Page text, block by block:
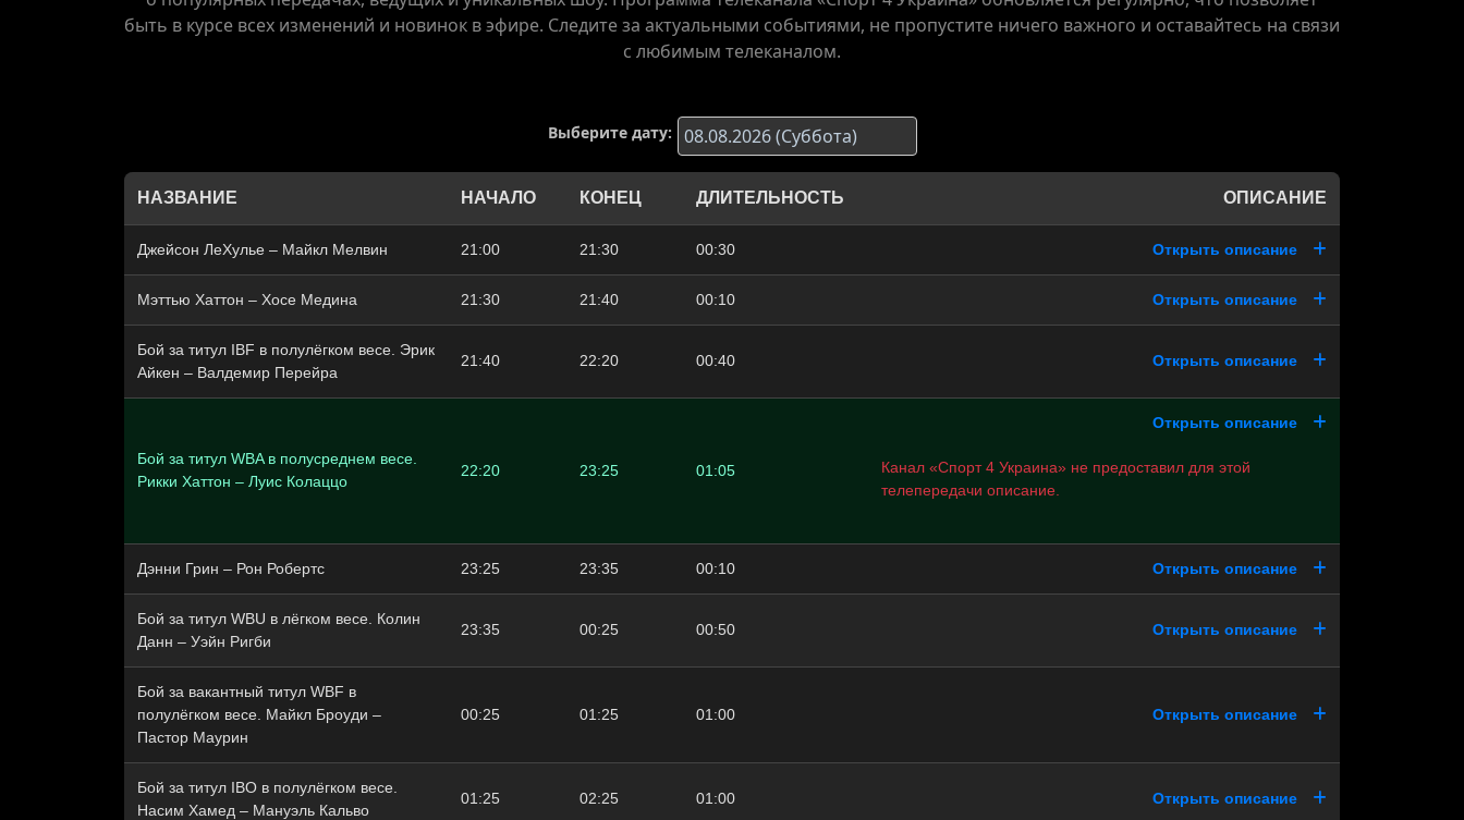
быть в курсе всех изменений и новинок в эфире. Следите за актуальными событиями, не пропустите ничего важного и оставайтесь на связи
с любимым телеканалом.
Выберите дату:
НАЗВАНИЕ НАЧАЛО КОНЕЦ ДЛИТЕЛЬНОСТЬ ОПИСАНИЕ
Джейсон ЛеХулье – Майкл Мелвин 21:00 21:30 00:30 Открыть описание
Мэттью Хаттон – Хосе Медина 21:30 21:40 00:10 Открыть описание
Бой за титул IBF в полулёгком весе. Эрик
Айкен – Валдемир Перейра
21:40 22:20 00:40 Открыть описание
Бой за титул WBA в полусреднем весе.
Рикки Хаттон – Луис Колаццо
22:20 23:25 01:05
Открыть описание
Канал «Спорт 4 Украина» не предоставил для этой
телепередачи описание.
Дэнни Грин – Рон Робертс 23:25 23:35 00:10 Открыть описание
Бой за титул WBU в лёгком весе. Колин
Данн – Уэйн Ригби
23:35 00:25 00:50 Открыть описание
Бой за вакантный титул WBF в
полулёгком весе. Майкл Броуди –
Пастор Маурин
00:25 01:25 01:00 Открыть описание
Бой за титул IBO в полулёгком весе.
Насим Хамед – Мануэль Кальво
01:25 02:25 01:00 Открыть описание